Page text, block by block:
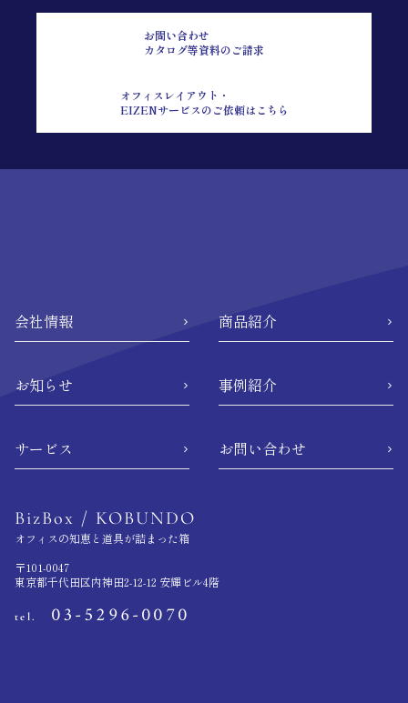
お問い合わせ
カタログ等資料のご請求
オフィスレイアウト・
EIZENサービスのご依頼はこちら
会社情報 商品紹介
お知らせ 事例紹介
サービス お問い合わせ
BizBox / KOBUNDO
オフィスの知恵と道具が詰まった箱
〒101-0047
東京都千代田区内神田2-12-12 安輝ビル4階
tel. 03-5296-0070